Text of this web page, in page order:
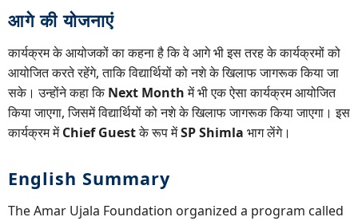
आगे की योजनाएं
कार्यक्रम के आयोजकों का कहना है कि वे आगे भी इस तरह के कार्यक्रमों को
आयोजित करते रहेंगे, ताकि विद्यार्थियों को नशे के खिलाफ जागरूक किया जा
सके। उन्होंने कहा किNext Monthमें भी एक ऐसा कार्यक्रम आयोजित
किया जाएगा, जिसमें विद्यार्थियों को नशे के खिलाफ जागरूक किया जाएगा। इस
कार्यक्रम मेंChief Guestके रूप मेंSP Shimla भाग लेंगे।
English Summary
The Amar Ujala Foundation organized a program called